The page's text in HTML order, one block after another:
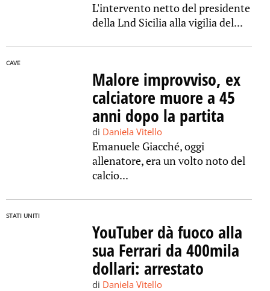
L'intervento netto del presidente
della Lnd Sicilia alla vigilia del...
CAVE
Malore improvviso, ex
calciatore muore a 45
anni dopo la partita
di Daniela Vitello
Emanuele Giacché, oggi
allenatore, era un volto noto del
calcio...
STATI UNITI
YouTuber dà fuoco alla
sua Ferrari da 400mila
dollari: arrestato
di Daniela Vitello